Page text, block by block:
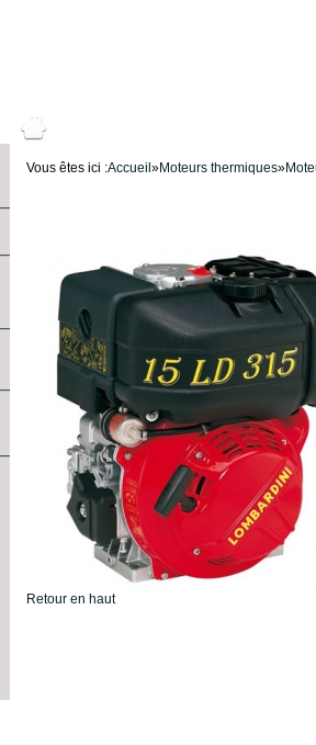
Vous êtes ici :Accueil »Moteurs thermiques»
Retour en haut